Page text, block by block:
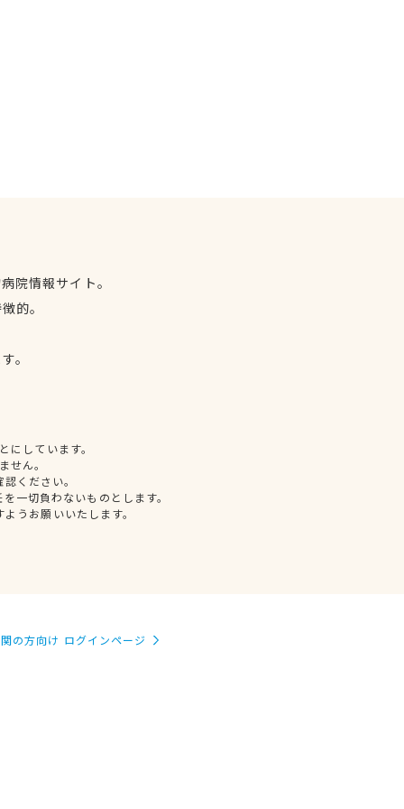
院情報サイト。
的。
。
しています。
せん。
ください。
一切負わないものとします。
うお願いいたします。
の方向け ログインページ